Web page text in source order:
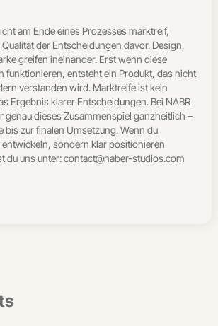
am Ende eines Prozesses marktreif,
der Entscheidungen davor. Design,
greifen ineinander. Erst wenn diese
funktionieren, entsteht ein Produkt, das nicht
verstanden wird. Marktreife ist kein
Ergebnis klarer Entscheidungen. Bei NABR
genau dieses Zusammenspiel ganzheitlich –
bis zur finalen Umsetzung.Wenn du
sondern klar positionieren
du uns unter: contact@naber-studios.com